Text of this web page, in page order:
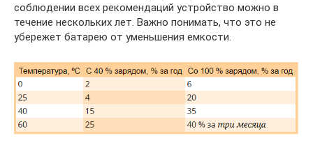
соблюдении всех рекомендаций устройство можно в
течение нескольких лет. Важно понимать, что это не
убережет батарею от уменьшения емкости.